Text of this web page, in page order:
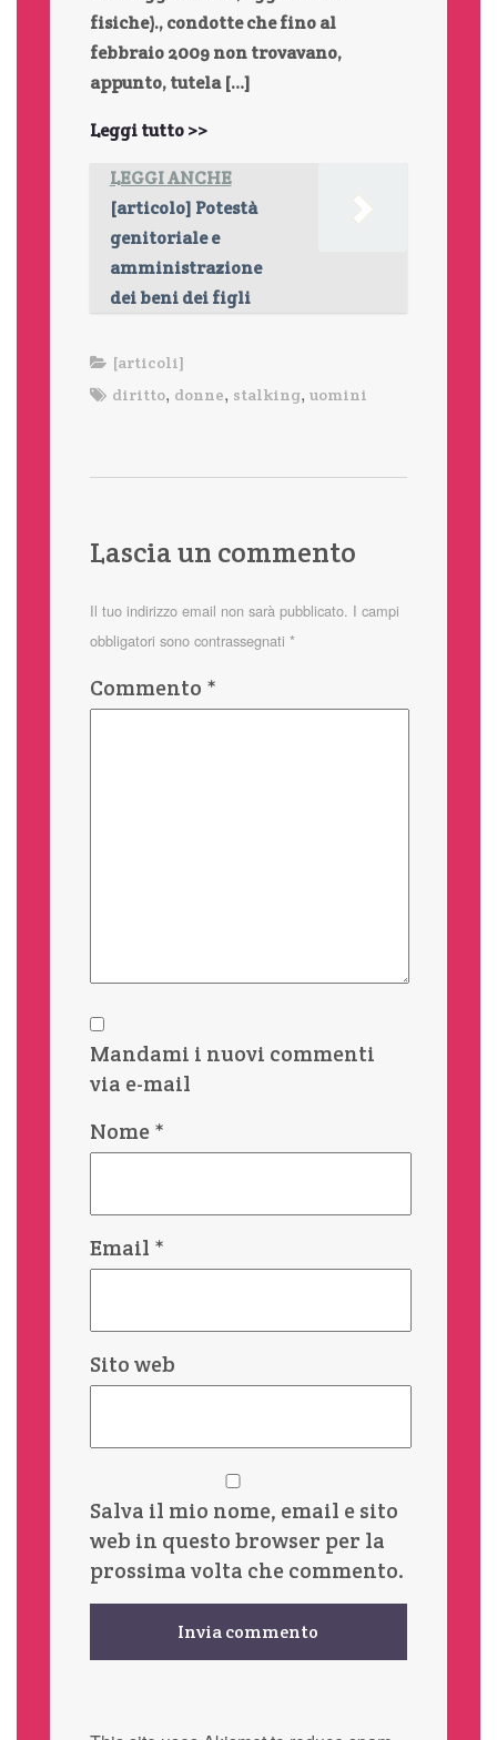
fisiche)., condotte che fino al
febbraio 2009 non trovavano,
appunto, tutela […]
Leggi tutto >>
LEGGI ANCHE
[articolo] Potestà
genitoriale e
amministrazione
dei beni dei figli
[articoli]
diritto, donne, stalking, uomini
Lascia un commento
Il tuo indirizzo email non sarà pubblicato. I campi
obbligatori sono contrassegnati *
Commento *
Mandami i nuovi commenti
via e-mail
Nome *
Email *
Sito web
Salva il mio nome, email e sito
web in questo browser per la
prossima volta che commento.